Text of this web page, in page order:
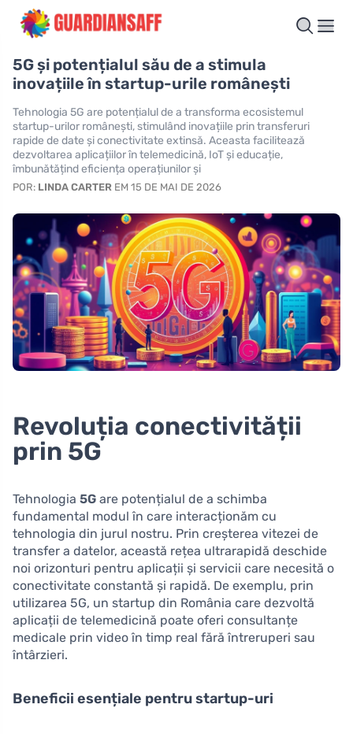
5G și potențialul său de a stimula
inovațiile în startup-urile românești
Tehnologia 5G are potențialul de a transforma ecosistemul
startup-urilor românești, stimulând inovațiile prin transferuri
rapide de date și conectivitate extinsă. Aceasta facilitează
dezvoltarea aplicațiilor în telemedicină, IoT și educație,
îmbunătățind eficiența operațiunilor și
POR: LINDA CARTER EM 15 DE MAI DE 2026
Revoluția conectivității
prin 5G
Tehnologia 5G are potențialul de a schimba
fundamental modul în care interacționăm cu
tehnologia din jurul nostru. Prin creșterea vitezei de
transfer a datelor, această rețea ultrarapidă deschide
noi orizonturi pentru aplicații și servicii care necesită o
conectivitate constantă și rapidă. De exemplu, prin
utilizarea 5G, un startup din România care dezvoltă
aplicații de telemedicină poate oferi consultanțe
medicale prin video în timp real fără întreruperi sau
întârzieri.
Beneficii esențiale pentru startup-uri